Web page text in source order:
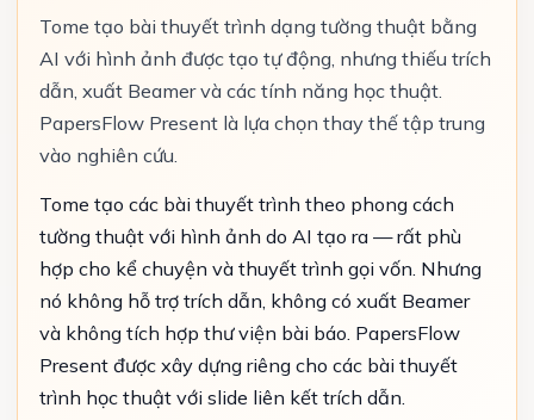
Tome tạo bài thuyết trình dạng tường thuật bằng
AI với hình ảnh được tạo tự động, nhưng thiếu trích
dẫn, xuất Beamer và các tính năng học thuật.
PapersFlow Present là lựa chọn thay thế tập trung
vào nghiên cứu.
Tome tạo các bài thuyết trình theo phong cách
tường thuật với hình ảnh do AI tạo ra — rất phù
hợp cho kể chuyện và thuyết trình gọi vốn. Nhưng
nó không hỗ trợ trích dẫn, không có xuất Beamer
và không tích hợp thư viện bài báo. PapersFlow
Present được xây dựng riêng cho các bài thuyết
trình học thuật với slide liên kết trích dẫn.